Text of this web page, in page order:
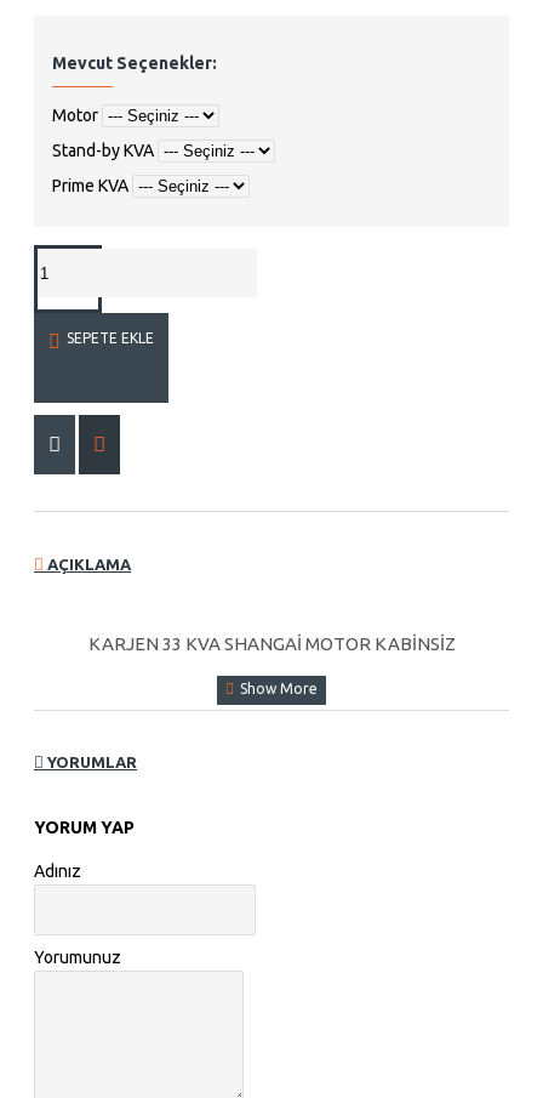
Mevcut Seçenekler:
Motor
Stand-by KVA
Prime KVA
SEPETE EKLE
AÇIKLAMA
KARJEN 33 KVA SHANGAİ MOTOR KABİNSİZ
YORUMLAR
YORUM YAP
Adınız
Yorumunuz